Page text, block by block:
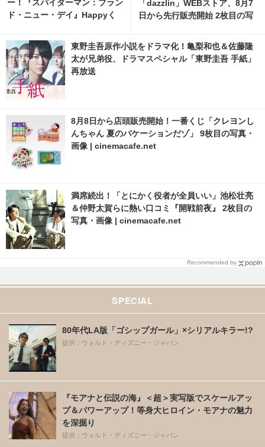
ー！『スパイダーマン：ブラン
ド・ニュー・デイ』Happyく
真・画像 | cinemacafe.net
「dazzlin」WEBストア、8月7
日から先行販売開始 2枚目の写
東野圭吾原作小説をドラマ化！亀梨和也＆佐藤隆
太が兄弟役、ドラマスペシャル「東野圭吾 手紙」
再放送
8月8日から店頭販売開始！一番くじ「クレヨンし
んちゃん 夏のバケーションだゾ」 9枚目の写真・
画像 | cinemacafe.net
満席続出！「とにかく役者が全員いい」池松壮亮
＆仲野太賀らに熱い口コミ『開戦前夜』 2枚目の
写真・画像 | cinemacafe.net
Recommended by
SPECIAL
80年代LA版「ゴシップガール」×シリアルキラー!?
提供：ウォルト・ディズニー・ジャパン
『モアナと伝説の海』＜超＞実写版でスケールアッ
プ＆パワーアップ！等身大ヒロイン・モアナの魅力
を深掘り
提供：ウォルト・ディズニー・ジャパン